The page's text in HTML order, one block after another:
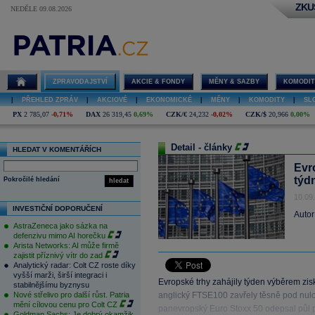
NEDĚLE 09.08.2026
ZPRAVODAJSTVÍ AKCIE & FONDY MĚNY & SAZBY
PŘEHLED ZPRÁV AKCIOVÉ EKONOMICKÉ MĚNY KOMODITY
PX 2 785,07 -0,71% DAX 26 319,45 0,69% CZK/€ 24,232 -0,02% CZK/$ 20,966 0,00%
HLEDAT V KOMENTÁŘÍCH
hledat
Pokročilé hledání
INVESTIČNÍ DOPORUČENÍ
AstraZeneca jako sázka na
defenzivu mimo AI horečku
Arista Networks: AI může firmě
zajistit příznivý vítr do zad
Analytický radar: Colt CZ roste díky
vyšší marži, širší integraci i
stabilnějšímu byznysu
Nové střelivo pro další růst. Patria
mění cílovou cenu pro Colt CZ
Detail - články
Evropské trhy zahájily týden výběrem
anglický FTSE100 zavřely těsně pod
panevropský Euro Stoxx 50 odepsal půl